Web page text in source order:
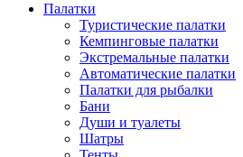
Палатки
Туристические палатки
Кемпинговые палатки
Экстремальные палатки
Автоматические палатки
Палатки для рыбалки
Бани
Души и туалеты
Шатры